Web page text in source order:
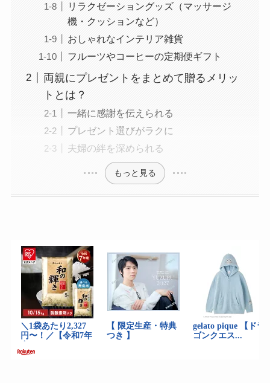
リラクゼーショングッズ（マッサージ
機・クッションなど）
おしゃれなインテリア雑貨
フルーツやコーヒーの定期便ギフト
両親にプレゼントをまとめて贈るメリッ
トとは？
一緒に感謝を伝えられる
プレゼント選びがラクに
夫婦の絆を深められる
もっと見る